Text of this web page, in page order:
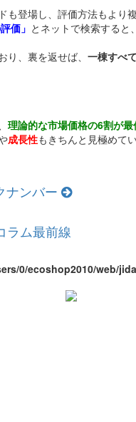
も登場し、評価方法もより
価」 とネットで検索すると
、裏を返せば、 一棟すべ
理論的な市場価格の6割が最
成長性もきちんと見極めて
ナンバー
ラム最前線
0/ecoshop2010/web/